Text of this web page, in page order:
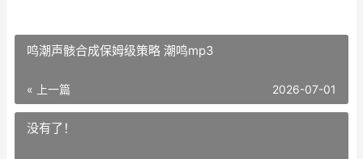
鸣潮声骸合成保姆级策略 潮鸣mp3
« 上一篇 2026-07-01
没有了！